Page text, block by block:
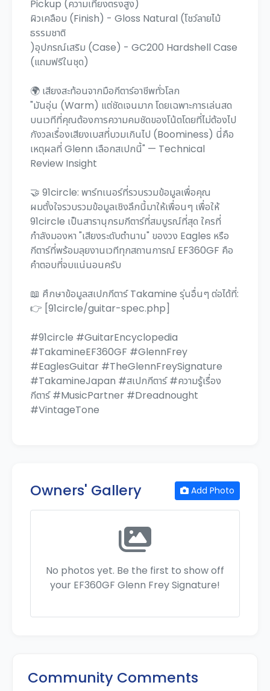
Pickup (ความเที่ยงตรงสูง)
ผิวเคลือบ (Finish) - Gloss Natural (โชว์ลายไม้
ธรรมชาติ
)อุปกรณ์เสริม (Case) - GC200 Hardshell Case
(แถมฟรีในชุด)
🌍 เสียงสะท้อนจากมือกีตาร์อาชีพทั่วโลก
"มันอุ่น (Warm) แต่ชัดเจนมาก โดยเฉพาะการเล่นสด
บนเวทีที่คุณต้องการความคมชัดของโน้ตโดยที่ไม่ต้องไป
กังวลเรื่องเสียงเบสที่บวมเกินไป (Boominess) นี่คือ
เหตุผลที่ Glenn เลือกสเปกนี้" — Technical
Review Insight
🤝 91circle: พาร์ทเนอร์ที่รวบรวมข้อมูลเพื่อคุณ
ผมตั้งใจรวบรวมข้อมูลเชิงลึกนี้มาให้เพื่อนๆ เพื่อให้
91circle เป็นสารานุกรมกีตาร์ที่สมบูรณ์ที่สุด ใครที่
กำลังมองหา "เสียงระดับตำนาน" ของวง Eagles หรือ
กีตาร์ที่พร้อมลุยงานเวทีทุกสถานการณ์ EF360GF คือ
คำตอบที่จบแน่นอนครับ
📖 ศึกษาข้อมูลสเปกกีตาร์ Takamine รุ่นอื่นๆ ต่อได้ที่:
👉 [91circle/guitar-spec.php]
#91circle #GuitarEncyclopedia
#TakamineEF360GF #GlennFrey
#EaglesGuitar #TheGlennFreySignature
#TakamineJapan #สเปกกีตาร์ #ความรู้เรื่อง
กีตาร์ #MusicPartner #Dreadnought
#VintageTone
Owners' Gallery Add Photo
No photos yet. Be the first to show off
your EF360GF Glenn Frey Signature!
Community Comments